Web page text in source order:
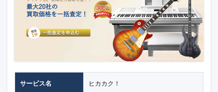
サービス名 ヒカカク！